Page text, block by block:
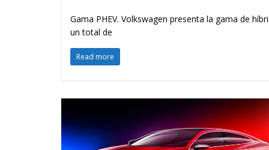
Gama PHEV. Volkswagen presenta la gama de
un total de
Read more